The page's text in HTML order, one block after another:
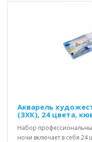
Акварель
(ЗХК), 24 цвета,
Набор
ночи включает в себя 24